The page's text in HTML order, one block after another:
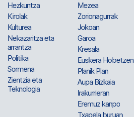
Hezkuntza
Kirolak
Kulturea
Nekazaritza eta
arrantza
Politika
Sormena
Zientzia eta
Teknologia
Mezea
Zorionagurrak
Jokoan
Garoa
Kresala
Euskera Hobetzen
Planik Plan
Aupa Bizkaia
Irakurrieran
Eremuz kanpo
Txapela buruan